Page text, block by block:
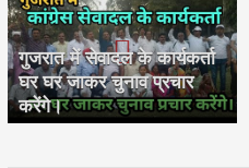
गुजरात में सेवादल के कार्यकर्ता
घर घर जाकर चुनाव प्रचार
करेंगे।